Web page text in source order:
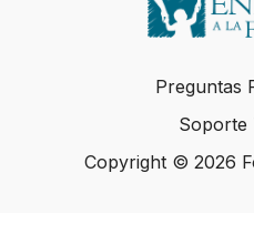
Preguntas
Soporte
Copyright © 2026